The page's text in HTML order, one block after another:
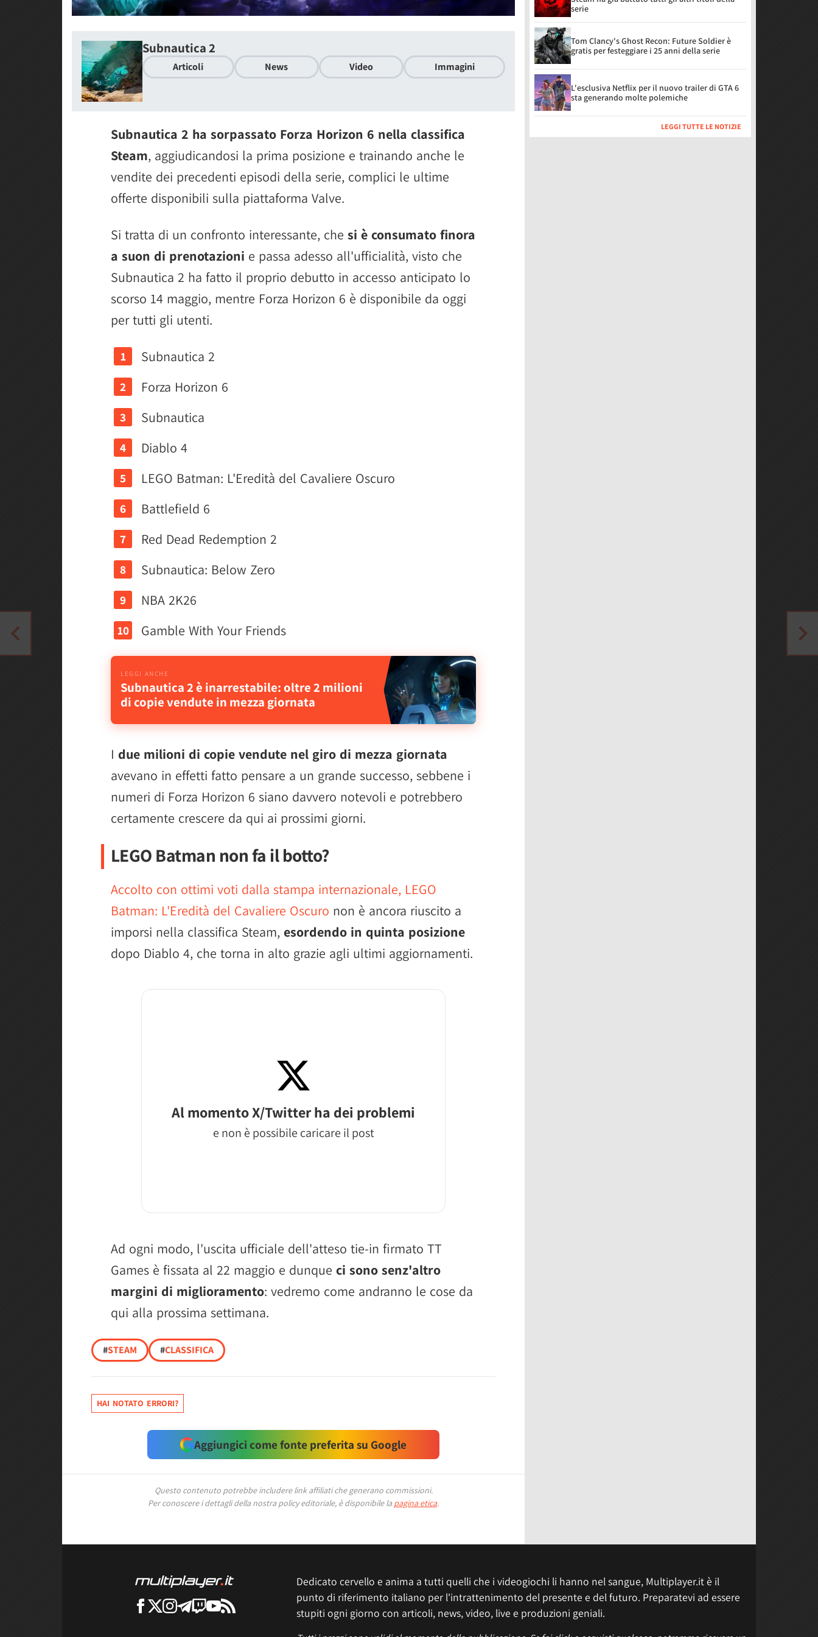
Subnautica 2
Articoli News Video Immagini
Subnautica 2 ha sorpassato Forza Horizon 6 nella classifica
Steam, aggiudicandosi la prima posizione e trainando anche le
vendite dei precedenti episodi della serie, complici le ultime
offerte disponibili sulla piattaforma Valve.
Si tratta di un confronto interessante, che si è consumato finora
a suon di prenotazioni e passa adesso all'ufficialità, visto che
Subnautica 2 ha fatto il proprio debutto in accesso anticipato lo
scorso 14 maggio, mentre Forza Horizon 6 è disponibile da oggi
per tutti gli utenti.
Subnautica 2
Forza Horizon 6
Subnautica
Diablo 4
LEGO Batman: L'Eredità del Cavaliere Oscuro
Battlefield 6
Red Dead Redemption 2
Subnautica: Below Zero
NBA 2K26
Gamble With Your Friends
Subnautica 2 è inarrestabile: oltre 2 milioni
di copie vendute in mezza giornata
I due milioni di copie vendute nel giro di mezza giornata
avevano in effetti fatto pensare a un grande successo, sebbene i
numeri di Forza Horizon 6 siano davvero notevoli e potrebbero
certamente crescere da qui ai prossimi giorni.
LEGO Batman non fa il botto?
Accolto con ottimi voti dalla stampa internazionale, LEGO
Batman: L'Eredità del Cavaliere Oscuro non è ancora riuscito a
imporsi nella classifica Steam, esordendo in quinta posizione
dopo Diablo 4, che torna in alto grazie agli ultimi aggiornamenti.
Al momento X/Twitter ha dei problemi
e non è possibile caricare il post
Ad ogni modo, l'uscita ufficiale dell'atteso tie-in firmato TT
Games è fissata al 22 maggio e dunque ci sono senz'altro
margini di miglioramento: vedremo come andranno le cose da
qui alla prossima settimana.
#STEAM #CLASSIFICA
HAI NOTATO ERRORI?
Aggiungici come fonte preferita su Google
Questo contenuto potrebbe includere link affiliati che generano commissioni.
Per conoscere i dettagli della nostra policy editoriale, è disponibile la pagina etica.
serie
Tom Clancy's Ghost Recon: Future Soldier è
gratis per festeggiare i 25 anni della serie
L'esclusiva Netflix per il nuovo trailer di GTA 6
sta generando molte polemiche
LEGGI TUTTE LE NOTIZIE
Dedicato cervello e anima a tutti quelli che i videogiochi li hanno nel sangue, Multiplayer.it è il
punto di riferimento italiano per l'intrattenimento del presente e del futuro. Preparatevi ad essere
stupiti ogni giorno con articoli, news, video, live e produzioni geniali.